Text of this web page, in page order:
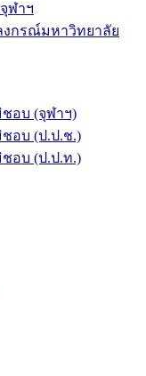
ฬาฯ
งกรณ์มหาวิทยาลัย
อบ (จุฬาฯ)
อบ (ป.ป.ช.)
อบ (ป.ป.ท.)